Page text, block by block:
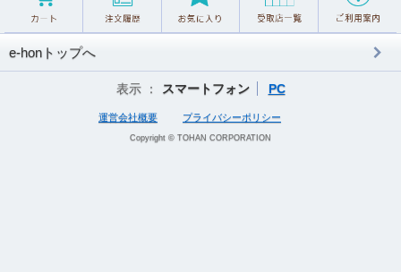
e-honトップへ
表示 ： スマートフォン PC
運営会社概要 プライバシーポリシー
Copyright © TOHAN CORPORATION